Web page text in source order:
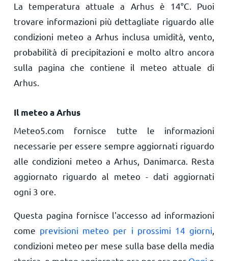
La temperatura attuale a Arhus è 14°C . Puoi
trovare informazioni più dettagliate riguardo alle
condizioni meteo a Arhus inclusa umidità, vento,
probabilità di precipitazioni e molto altro ancora
sulla pagina che contiene il meteo attuale di
Arhus.
Il meteo a Arhus
Meteo5.com fornisce tutte le informazioni
necessarie per essere sempre aggiornati riguardo
alle condizioni meteo a Arhus, Danimarca. Resta
aggiornato riguardo al meteo - dati aggiornati
ogni 3 ore.
Questa pagina fornisce l'accesso ad informazioni
come previsioni meteo per i prossimi 14 giorni
condizioni meteo per mese sulla base della media